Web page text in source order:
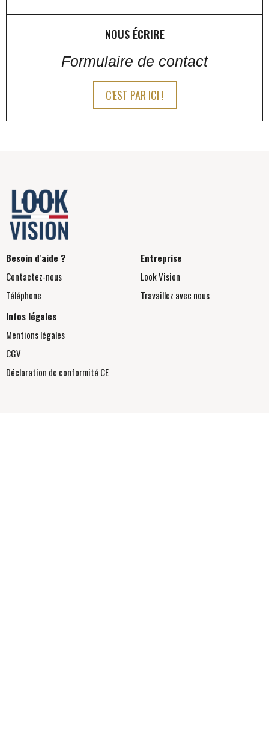
NOUS ÉCRIRE
Formulaire de contact
C'EST PAR ICI !
Besoin d'aide ?
Contactez-nous
Téléphone
Entreprise
Look Vision
Travaillez avec nous
Infos légales
Mentions légales
CGV
Déclaration de conformité CE